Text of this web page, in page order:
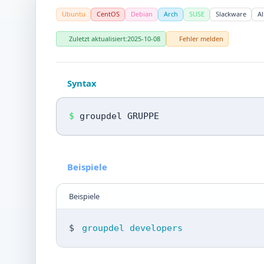
Ubuntu CentOS Debian Arch SUSE Slackware
Zuletzt aktualisiert:2025-10-08 Fehler melden
Syntax
$ groupdel GRUPPE
Beispiele
Beispiele
$ groupdel developers